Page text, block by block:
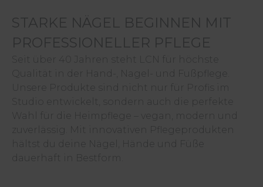
STARKE NÄGEL BEGINNEN MIT
PROFESSIONELLER PFLEGE
Seit über 40 Jahren steht LCN für höchste
Qualität in der Hand-, Nagel- und Fußpflege.
Unsere Produkte sind nicht nur für Profis im
Studio entwickelt, sondern auch die perfekte
Wahl für die Heimpflege – vegan, modern und
zuverlässig. Mit innovativen Pflegeprodukten
hältst du deine Nägel, Hände und Füße
dauerhaft in Bestform.